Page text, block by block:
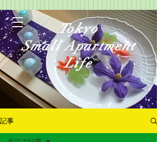
Tokyo
Small Apartment
Life
記事